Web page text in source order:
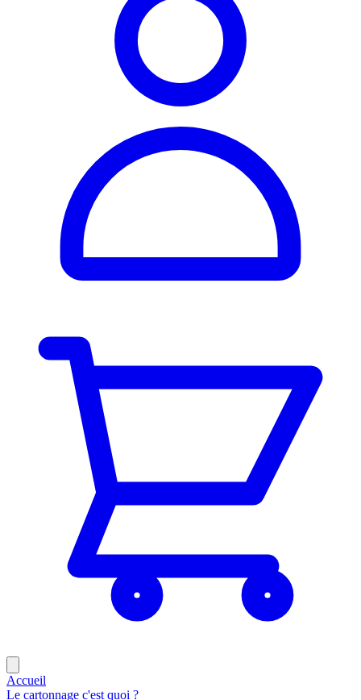
Accueil
Le cartonnage c'est quoi ?